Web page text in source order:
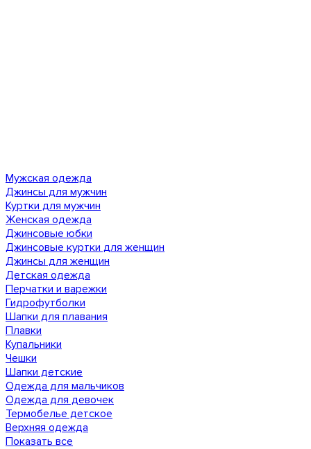
Мужская одежда
Джинсы для мужчин
Куртки для мужчин
Женская одежда
Джинсовые юбки
Джинсовые куртки для женщин
Джинсы для женщин
Детская одежда
Перчатки и варежки
Гидрофутболки
Шапки для плавания
Плавки
Купальники
Чешки
Шапки детские
Одежда для мальчиков
Одежда для девочек
Термобелье детское
Верхняя одежда
Показать все